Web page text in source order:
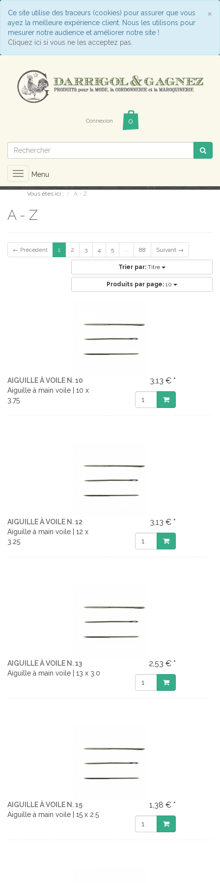
×
Ce site utilise des traceurs (cookies) pour assurer que vous
ayez la meilleure expérience client. Nous les utilisons pour
mesurer notre audience et améliorer notre site !
Cliquez ici si vous ne les acceptez pas.
Connexion
Toggle
navigation
Menu
Vous êtes ici : A - Z
A - Z
← Précédent 1 2 3 4 5 ... 88 Suivant →
Trier par: Titre
Produits par page: 10
AIGUILLE À VOILE N. 10
Aiguille à main voile | 10 x
3.75
3,13 € *
AIGUILLE À VOILE N. 12
Aiguille à main voile | 12 x
3.25
3,13 € *
AIGUILLE À VOILE N. 13
Aiguille à main voile | 13 x 3.0
2,53 € *
AIGUILLE À VOILE N. 15
Aiguille à main voile | 15 x 2.5
1,38 € *